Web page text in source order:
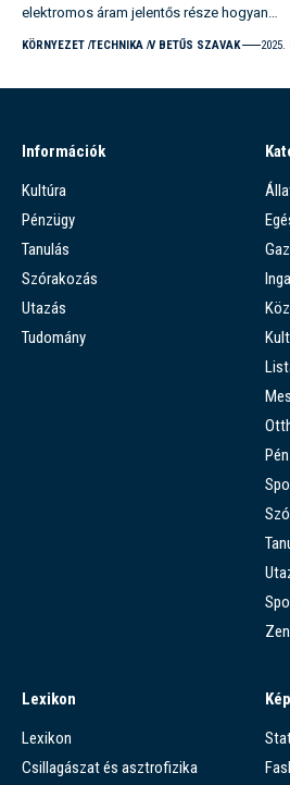
elektromos áram jelentős része hogyan…
KÖRNYEZET TECHNIKA V BETŰS SZAVAK 2025.
Információk
Kultúra
Pénzügy
Tanulás
Szórakozás
Utazás
Tudomány
Lexikon
Lexikon
Csillagászat és asztrofizika